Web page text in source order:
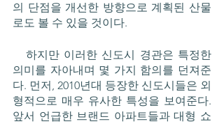
의 단점을 개선한 방향으로 계획된 산물
로도 볼 수 있을 것이다.
의미를 자아내며 몇 가지 함의를 던져준
다. 먼저, 2010년대 등장한 신도시들은 외
형적으로 매우 유사한 특성을 보여준다.
앞서 언급한 브랜드 아파트들과 대형 쇼